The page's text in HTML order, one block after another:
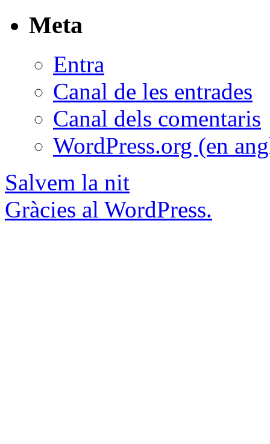
Meta
Entra
Canal de les entrades
Canal dels comentaris
WordPress.org (en
Salvem la nit
Gràcies al WordPress.